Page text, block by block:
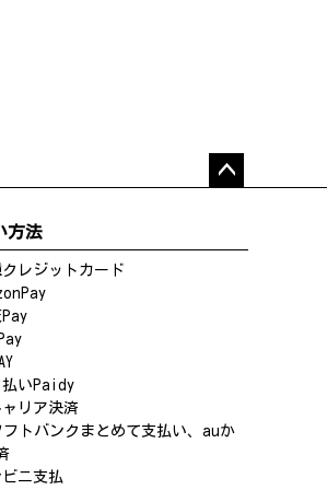
ップ
方法
クレジットカード
Pay
払いPaidy
ャリア決済
トバンクまとめて支払い、auか
ビニ支払